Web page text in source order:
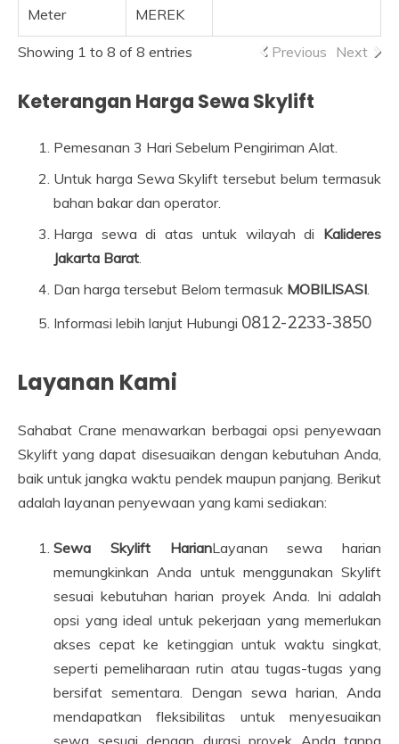
Meter
MEREK
Showing 1 to 8 of 8 entries Previous Next
Keterangan Harga Sewa Skylift
Pemesanan 3 Hari Sebelum Pengiriman Alat.
Untuk harga Sewa Skylift tersebut belum termasuk
bahan bakar dan operator.
Harga sewa di atas untuk wilayah di Kalideres
Jakarta Barat
Dan harga tersebut Belom termasuk MOBILISASI
Informasi lebih lanjut Hubungi 0812-2233-3850
Layanan Kami
Sahabat Crane menawarkan berbagai opsi penyewaan
Skylift yang dapat disesuaikan dengan kebutuhan Anda,
baik untuk jangka waktu pendek maupun panjang. Berikut
adalah layanan penyewaan yang kami sediakan:
Sewa Skylift HarianLayanan sewa harian
memungkinkan Anda untuk menggunakan Skylift
sesuai kebutuhan harian proyek Anda. Ini adalah
opsi yang ideal untuk pekerjaan yang memerlukan
akses cepat ke ketinggian untuk waktu singkat,
seperti pemeliharaan rutin atau tugas-tugas yang
bersifat sementara. Dengan sewa harian, Anda
mendapatkan fleksibilitas untuk menyesuaikan
sewa sesuai dengan durasi proyek Anda tanpa